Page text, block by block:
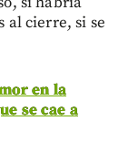
al cierre, si se
en la
se cae a